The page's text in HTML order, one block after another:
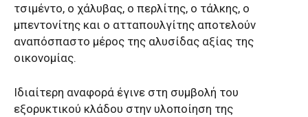
τσιμέντο, ο χάλυβας, ο περλίτης, ο τάλκης, ο
μπεντονίτης και ο ατταπουλγίτης αποτελούν
αναπόσπαστο μέρος της αλυσίδας αξίας της
οικονομίας.
Ιδιαίτερη αναφορά έγινε στη συμβολή του
εξορυκτικού κλάδου στην υλοποίηση της